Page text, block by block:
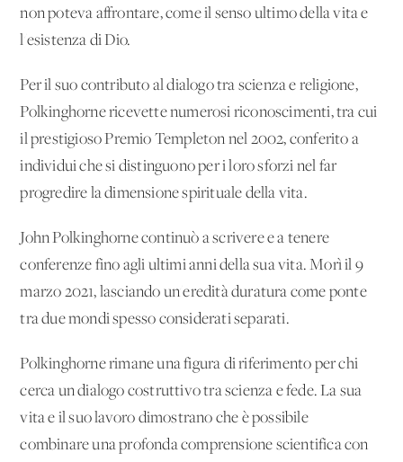
non poteva affrontare, come il senso ultimo della vita e
l'esistenza di Dio.
Per il suo contributo al dialogo tra scienza e religione,
Polkinghorne ricevette numerosi riconoscimenti, tra cui
il prestigioso Premio Templeton nel 2002, conferito a
individui che si distinguono per i loro sforzi nel far
progredire la dimensione spirituale della vita.
John Polkinghorne continuò a scrivere e a tenere
conferenze fino agli ultimi anni della sua vita. Morì il 9
marzo 2021, lasciando un'eredità duratura come ponte
tra due mondi spesso considerati separati.
Polkinghorne rimane una figura di riferimento per chi
cerca un dialogo costruttivo tra scienza e fede. La sua
vita e il suo lavoro dimostrano che è possibile
combinare una profonda comprensione scientifica con